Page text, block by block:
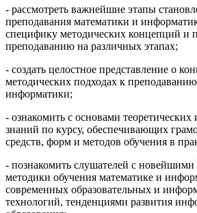
- рассмотреть важнейшие этапы
преподавания математики и
специфику методических концепций и
преподаванию на различных этапах;
- создать целостное представление о
методических подходах к
информатики;
- ознакомить с основами теоретических
знаний по курсу, обеспечивающих
средств, форм и методов обучения в
- познакомить слушателей с
методики обучения математике и
современных образовательных и
технологий, тенденциями развития